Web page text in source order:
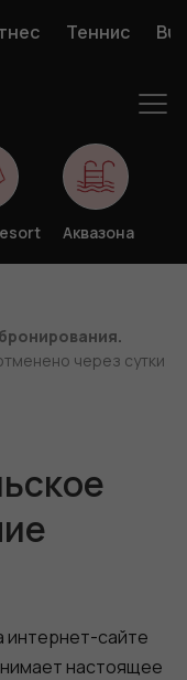
Теннис
Календарь
Аквазона
через сутки
интернет-сайте
настоящее